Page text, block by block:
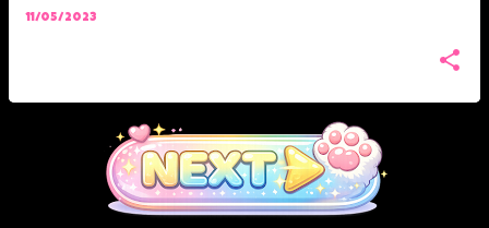
11/05/2023